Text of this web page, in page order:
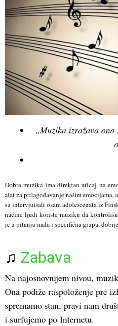
„Muzika izražava ono
Dobra muzika ima direktan uticaj na
alat za prilagođavanje našim emocijama,
su intervjuisali osam adolescenata iz
načine ljudi koriste muziku da
je u pitanju mala i specifična grupa,
♫ Zabava
Na najosnovnijem nivou,
Ona podiže raspoloženje pre
spremamo stan, pravi nam
i surfujemo po Internetu.